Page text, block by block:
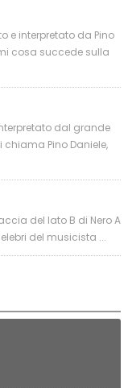
e interpretato da Pino
cosa succede sulla
dal grande
Pino Daniele,
del lato B di Nero A
del musicista ...